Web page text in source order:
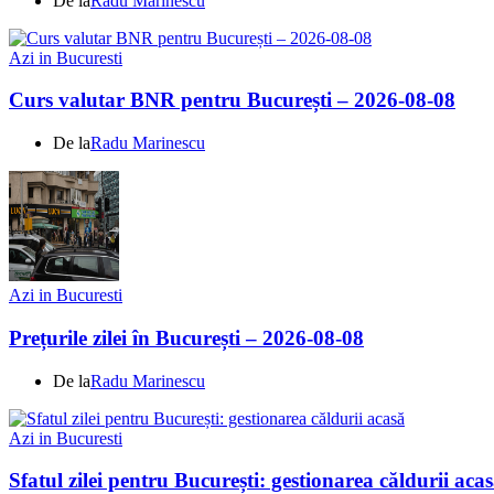
Azi in Bucuresti
Curs valutar BNR pentru București – 2026-08-08
De laRadu Marinescu
Azi in Bucuresti
Prețurile zilei în București – 2026-08-08
De laRadu Marinescu
Azi in Bucuresti
Sfatul zilei pentru București: gestionarea căldurii